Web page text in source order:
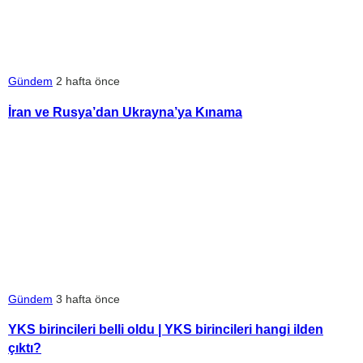
Gündem 2 hafta önce
İran ve Rusya’dan Ukrayna’ya Kınama
Gündem 3 hafta önce
YKS birincileri belli oldu | YKS birincileri hangi ilden
çıktı?